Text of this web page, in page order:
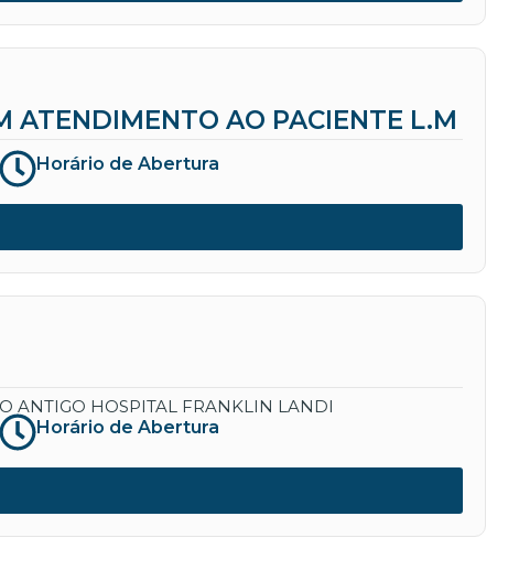
ATENDIMENTO AO PACIENTE L.M
Horário de Abertura
ANTIGO HOSPITAL FRANKLIN LANDI
Horário de Abertura